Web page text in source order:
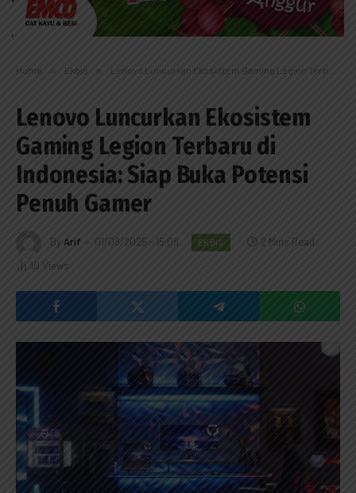
Home » Ekbis » Lenovo Luncurkan Ekosistem Gaming Legion Terbaru di Indonesia: Siap Buka Potensi Penuh Gamer
Lenovo Luncurkan Ekosistem
Gaming Legion Terbaru di
Indonesia: Siap Buka Potensi
Penuh Gamer
By Arif 01/08/2025 - 15:09 EKBIS
2 Mins Read
10 Views